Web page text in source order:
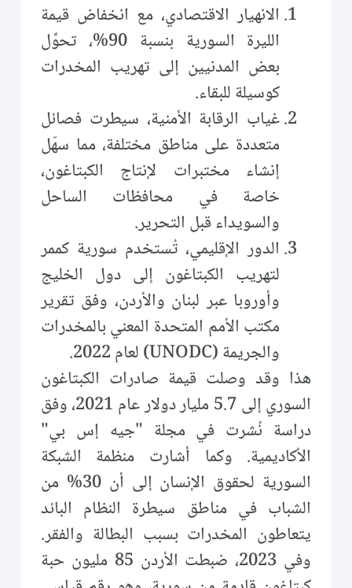
الانهيار الاقتصادي، مع انخفاض قيمة
الليرة السورية بنسبة 90%، تحوَّل
بعض المدنيين إلى تهريب المخدرات
كوسيلة للبقاء.
غياب الرقابة الأمنية، سيطرت فصائل
متعددة على مناطق مختلفة، مما سهّل
إنشاء مختبرات لإنتاج الكبتاغون،
خاصة في محافظات الساحل
والسويداء قبل التحرير.
الدور الإقليمي، تُستخدم سورية كممر
لتهريب الكبتاغون إلى دول الخليج
وأوروبا عبر لبنان والأردن، وفق تقرير
مكتب الأمم المتحدة المعني بالمخدرات
والجريمة (UNODC) لعام 2022.
هذا وقد وصلت قيمة صادرات الكبتاغون
السوري إلى 5.7 مليار دولار عام 2021، وفق
دراسة نُشرت في مجلة "جيه إس بي"
الأكاديمية. وكما أشارت منظمة الشبكة
السورية لحقوق الإنسان إلى أن 30% من
الشباب في مناطق سيطرة النظام البائد
يتعاطون المخدرات بسبب البطالة والفقر.
وفي 2023، ضبطت الأردن 85 مليون حبة